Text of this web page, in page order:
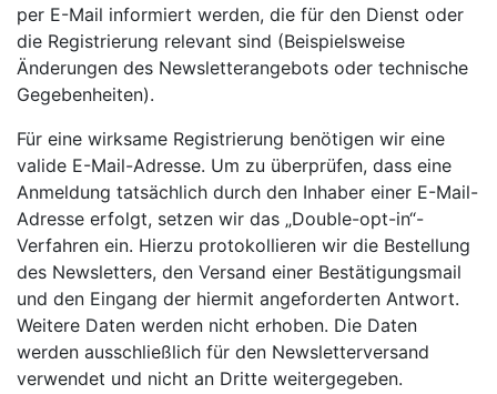
per E-Mail informiert werden, die für den Dienst oder
die Registrierung relevant sind (Beispielsweise
Änderungen des Newsletterangebots oder technische
Gegebenheiten).
Für eine wirksame Registrierung benötigen wir eine
valide E-Mail-Adresse. Um zu überprüfen, dass eine
Anmeldung tatsächlich durch den Inhaber einer E-Mail-
Adresse erfolgt, setzen wir das „Double-opt-in“-
Verfahren ein. Hierzu protokollieren wir die Bestellung
des Newsletters, den Versand einer Bestätigungsmail
und den Eingang der hiermit angeforderten Antwort.
Weitere Daten werden nicht erhoben. Die Daten
werden ausschließlich für den Newsletterversand
verwendet und nicht an Dritte weitergegeben.